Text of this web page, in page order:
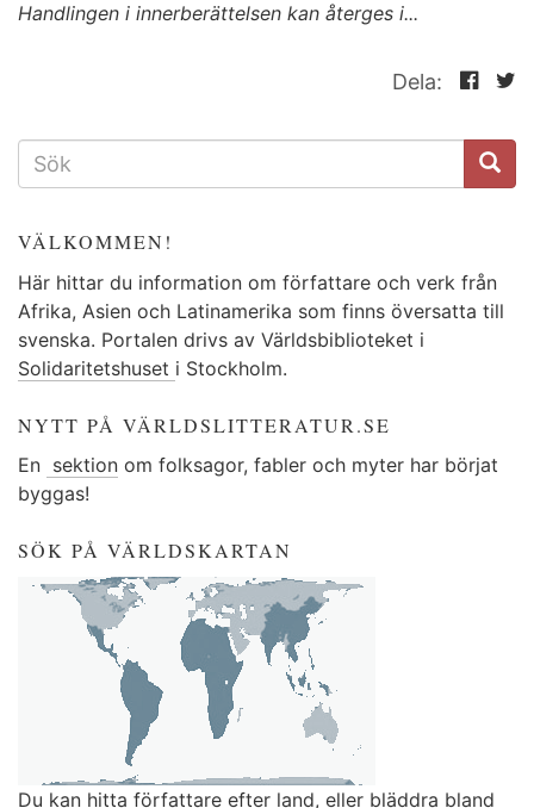
Handlingen i innerberättelsen kan återges i...
Dela:
SÖKFORMULÄR
VÄLKOMMEN!
Här hittar du information om författare och verk från
Afrika, Asien och Latinamerika som finns översatta till
svenska. Portalen drivs av Världsbiblioteket i
Solidaritetshuset i Stockholm.
NYTT PÅ VÄRLDSLITTERATUR.SE
En sektion om folksagor, fabler och myter har börjat
byggas!
SÖK PÅ VÄRLDSKARTAN
Du kan hitta författare efter land, eller bläddra bland